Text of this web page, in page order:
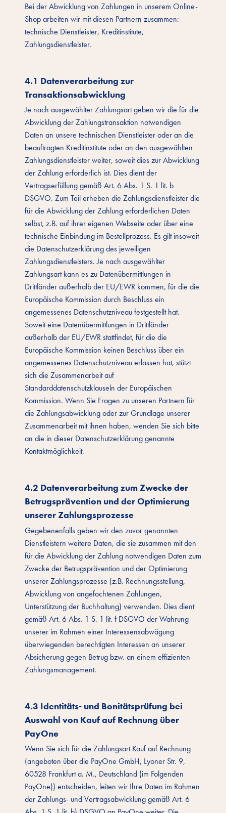
Bei der Abwicklung von Zahlungen in unserem Online-
Shop arbeiten wir mit diesen Partnern zusammen:
technische Dienstleister, Kreditinstitute,
Zahlungsdienstleister.
4.1 Datenverarbeitung zur
Transaktionsabwicklung
Je nach ausgewählter Zahlungsart geben wir die für die
Abwicklung der Zahlungstransaktion notwendigen
Daten an unsere technischen Dienstleister oder an die
beauftragten Kreditinstitute oder an den ausgewählten
Zahlungsdienstleister weiter, soweit dies zur Abwicklung
der Zahlung erforderlich ist. Dies dient der
Vertragserfüllung gemäß Art. 6 Abs. 1 S. 1 lit. b
DSGVO. Zum Teil erheben die Zahlungsdienstleister die
für die Abwicklung der Zahlung erforderlichen Daten
selbst, z.B. auf ihrer eigenen Webseite oder über eine
technische Einbindung im Bestellprozess. Es gilt insoweit
die Datenschutzerklärung des jeweiligen
Zahlungsdienstleisters. Je nach ausgewählter
Zahlungsart kann es zu Datenübermittlungen in
Drittländer außerhalb der EU/EWR kommen, für die die
Europäische Kommission durch Beschluss ein
angemessenes Datenschutzniveau festgestellt hat.
Soweit eine Datenübermittlungen in Drittländer
außerhalb der EU/EWR stattfindet, für die die
Europäische Kommission keinen Beschluss über ein
angemessenes Datenschutzniveau erlassen hat, stützt
sich die Zusammenarbeit auf
Standarddatenschutzklauseln der Europäischen
Kommission. Wenn Sie Fragen zu unseren Partnern für
die Zahlungsabwicklung oder zur Grundlage unserer
Zusammenarbeit mit ihnen haben, wenden Sie sich bitte
an die in dieser Datenschutzerklärung genannte
Kontaktmöglichkeit.
4.2 Datenverarbeitung zum Zwecke der
Betrugsprävention und der Optimierung
unserer Zahlungsprozesse
Gegebenenfalls geben wir den zuvor genannten
Dienstleistern weitere Daten, die sie zusammen mit den
für die Abwicklung der Zahlung notwendigen Daten zum
Zwecke der Betrugsprävention und der Optimierung
unserer Zahlungsprozesse (z.B. Rechnungsstellung,
Abwicklung von angefochtenen Zahlungen,
Unterstützung der Buchhaltung) verwenden. Dies dient
gemäß Art. 6 Abs. 1 S. 1 lit. f DSGVO der Wahrung
unserer im Rahmen einer Interessensabwägung
überwiegenden berechtigten Interessen an unserer
Absicherung gegen Betrug bzw. an einem effizienten
Zahlungsmanagement.
4.3 Identitäts- und Bonitätsprüfung bei
Auswahl von Kauf auf Rechnung über
PayOne
Wenn Sie sich für die Zahlungsart Kauf auf Rechnung
(angeboten über die PayOne GmbH, Lyoner Str. 9,
60528 Frankfurt a. M., Deutschland (im Folgenden
PayOne)) entscheiden, leiten wir Ihre Daten im Rahmen
der Zahlungs- und Vertragsabwicklung gemäß Art. 6